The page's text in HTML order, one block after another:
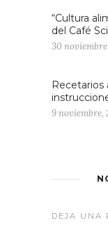
“Cultura
del Café
30
9 noviembre,
DEJA UNA